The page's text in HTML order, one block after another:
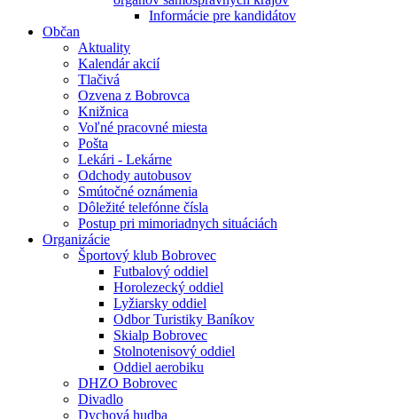
Informácie pre kandidátov
Občan
Aktuality
Kalendár akcií
Tlačivá
Ozvena z Bobrovca
Knižnica
Voľné pracovné miesta
Pošta
Lekári - Lekárne
Odchody autobusov
Smútočné oznámenia
Dôležité telefónne čísla
Postup pri mimoriadnych situáciách
Organizácie
Športový klub Bobrovec
Futbalový oddiel
Horolezecký oddiel
Lyžiarsky oddiel
Odbor Turistiky Baníkov
Skialp Bobrovec
Stolnotenisový oddiel
Oddiel aerobiku
DHZO Bobrovec
Divadlo
Dychová hudba